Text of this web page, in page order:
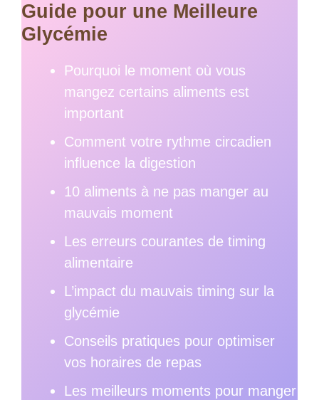
Guide pour une Meilleure
Glycémie
Pourquoi le moment où vous
mangez certains aliments est
important
Comment votre rythme circadien
influence la digestion
10 aliments à ne pas manger au
mauvais moment
Les erreurs courantes de timing
alimentaire
L’impact du mauvais timing sur la
glycémie
Conseils pratiques pour optimiser
vos horaires de repas
Les meilleurs moments pour manger